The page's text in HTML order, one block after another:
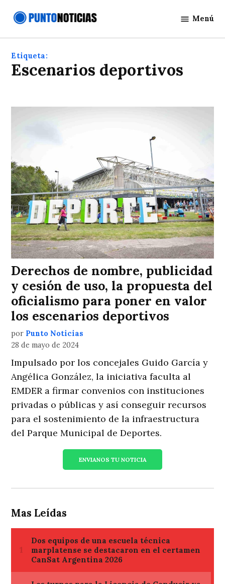
Noticias
Menú
Etiqueta:
Escenarios deportivos
Derechos de nombre, publicidad
y cesión de uso, la propuesta del
oficialismo para poner en valor
los escenarios deportivos
por Punto Noticias
28 de mayo de 2024
Impulsado por los concejales Guido García y
Angélica González, la iniciativa faculta al
EMDER a firmar convenios con instituciones
privadas o públicas y así conseguir recursos
para el sostenimiento de la infraestructura
del Parque Municipal de Deportes.
ENVIANOS TU NOTICIA
Mas Leídas